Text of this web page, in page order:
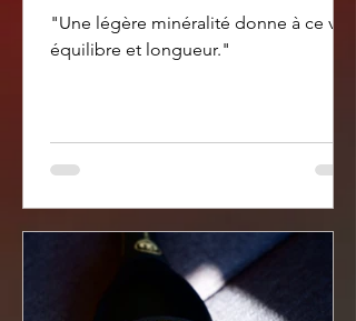
"Une légère minéralité donne à ce vin
équilibre et longueur."